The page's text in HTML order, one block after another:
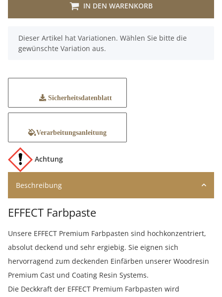
IN DEN WARENKORB
x
Dieser Artikel hat Variationen. Wählen Sie bitte die
gewünschte Variation aus.
Sicherheitsdatenblatt
Verarbeitungsanleitung
Achtung
Beschreibung
EFFECT Farbpaste
Unsere EFFECT Premium Farbpasten sind hochkonzentriert,
absolut deckend und sehr ergiebig. Sie eignen sich
hervorragend zum deckenden Einfärben unserer Woodresin
Premium Cast und Coating Resin Systems.
Die Deckkraft der EFFECT Premium Farbpasten wird